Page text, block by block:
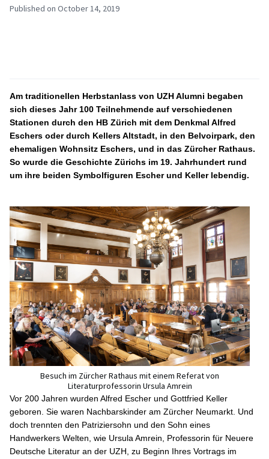
Published on October 14, 2019
Am traditionellen Herbstanlass von UZH Alumni begaben
sich dieses Jahr 100 Teilnehmende auf verschiedenen
Stationen durch den HB Zürich mit dem Denkmal Alfred
Eschers oder durch Kellers Altstadt, in den Belvoirpark, den
ehemaligen Wohnsitz Eschers, und in das Zürcher Rathaus.
So wurde die Geschichte Zürichs im 19. Jahrhundert rund
um ihre beiden Symbolfiguren Escher und Keller lebendig.
Besuch im Zürcher Rathaus mit einem Referat von
Literaturprofessorin Ursula Amrein
Vor 200 Jahren wurden Alfred Escher und Gottfried Keller
geboren. Sie waren Nachbarskinder am Zürcher Neumarkt. Und
doch trennten den Patriziersohn und den Sohn eines
Handwerkers Welten, wie Ursula Amrein, Professorin für Neuere
Deutsche Literatur an der UZH, zu Beginn Ihres Vortrags im